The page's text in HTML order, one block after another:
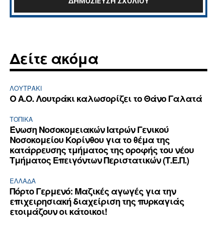
Δείτε ακόμα
ΛΟΥΤΡΆΚΙ
Ο Α.Ο. Λουτράκι καλωσορίζει το Θάνο Γαλατά
ΤΟΠΙΚΑ
Ένωση Νοσοκομειακών Ιατρών Γενικού
Νοσοκομείου Κορίνθου για το θέμα της
κατάρρευσης τμήματος της οροφής του νέου
Τμήματος Επειγόντων Περιστατικών (Τ.Ε.Π.)
ΕΛΛΆΔΑ
Πόρτο Γερμενό: Μαζικές αγωγές για την
επιχειρησιακή διαχείριση της πυρκαγιάς
ετοιμάζουν οι κάτοικοι!